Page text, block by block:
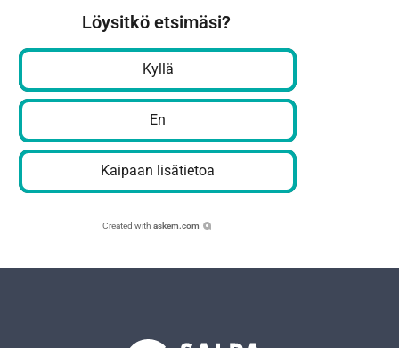
Löysitkö etsimäsi?
Kyllä
En
Kaipaan lisätietoa
Created with askem.com